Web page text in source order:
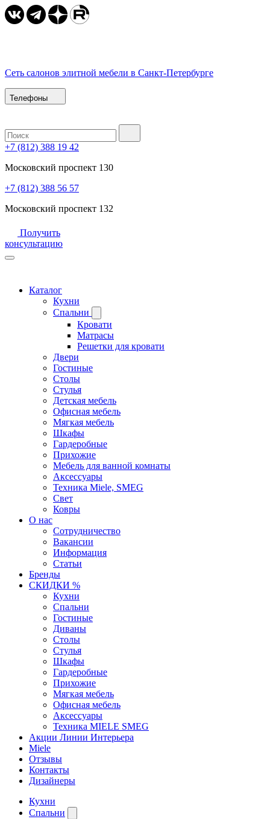
Сеть салонов элитной мебели в Санкт-Петербурге
Телефоны
+7 (812) 388 19 42
Московский проспект 130
+7 (812) 388 56 57
Московский проспект 132
Получить
консультацию
Каталог
Кухни
Спальни
Кровати
Матрасы
Решетки для кровати
Двери
Гостиные
Столы
Стулья
Детская мебель
Офисная мебель
Мягкая мебель
Шкафы
Гардеробные
Прихожие
Мебель для ванной комнаты
Аксессуары
Техника Miele, SMEG
Свет
Ковры
О нас
Сотрудничество
Вакансии
Информация
Статьи
Бренды
СКИДКИ %
Кухни
Спальни
Гостиные
Диваны
Столы
Стулья
Шкафы
Гардеробные
Прихожие
Мягкая мебель
Офисная мебель
Аксессуары
Техника MIELE SMEG
Акции Линии Интерьера
Miele
Отзывы
Контакты
Дизайнеры
Кухни
Спальни